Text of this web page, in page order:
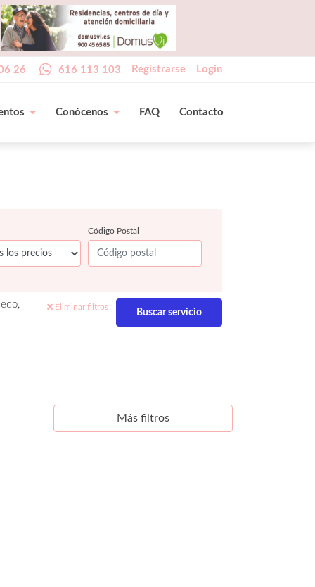
26 616 113 103 Registrarse Login
Conócenos FAQ Contacto
Código Postal
Eliminar filtros
Más filtros